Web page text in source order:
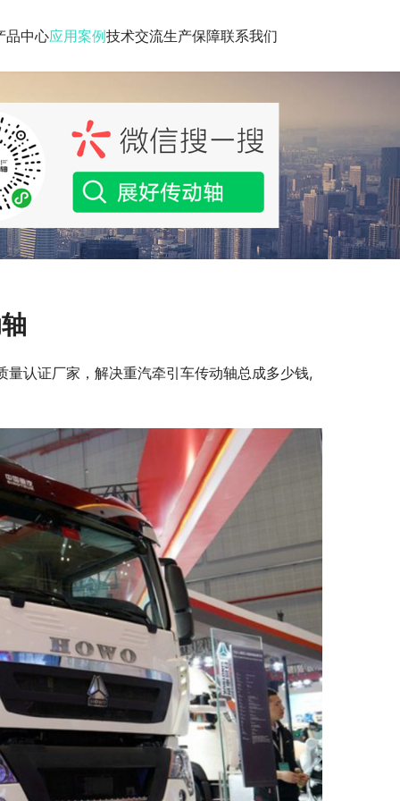
品中心应用案例技术交流生产保障联系我们
认证厂家，解决重汽牵引车传动轴总成多少钱,